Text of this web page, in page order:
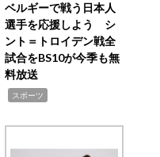
ベルギーで戦う日本人
選手を応援しよう シ
ント＝トロイデン戦全
試合をBS10が今季も無
料放送
スポーツ